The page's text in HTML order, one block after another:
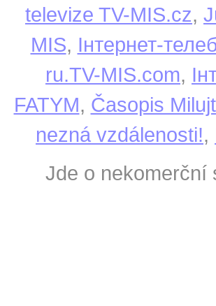
televize TV-MIS.cz,
MIS, Інтернет-
ru.TV-MIS.com,
FATYM, Časopis
nezná vzdálenosti!,
Jde o nekomerční